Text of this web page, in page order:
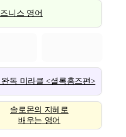
니스 영어
완독 미라클 <셜록홈즈편>
솔로몬의 지혜로
배우는 영어